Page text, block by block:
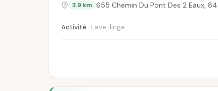
3.9 km 655 Chemin Du Pont Des 2 Eaux,
Activité : Lave-linge